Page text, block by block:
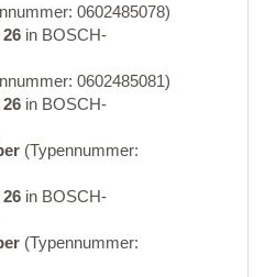
0602485078)
in BOSCH-
0602485081)
in BOSCH-
(Typennummer:
in BOSCH-
(Typennummer: